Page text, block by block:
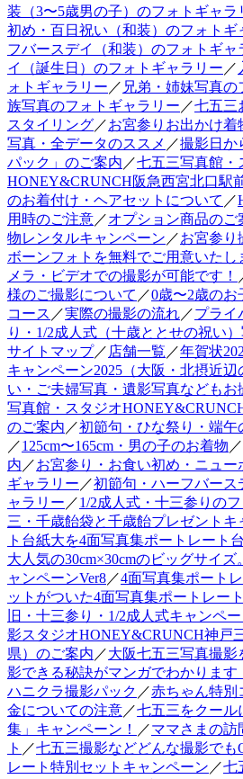
装（3〜5歳男の子）のフォトギャラ
初め・百日祝い（和装）のフォトギ
フバースデイ（和装）のフォトギャ
イ（誕生日）のフォトギャラリー ／
ォトギャラリー ／ 兄弟・姉妹写真
族写真のフォトギャラリー ／七五三
スタイリング／お宮参りお出かけ着
写真・全データのススメ ／撮影日か
パック」のご案内 ／七五三写真館・
HONEY&CRUNCH阪急西宮北口駅
のお着付け・ヘアセットについて ／
用時のご注意／オプション商品のご
物レンタルキャンペーン ／お宮参り
ボーンフォトを無料でご用意いたし
メラ・ビデオでの撮影が可能です！
様のご撮影について ／0歳〜2歳のお
コース ／実際の撮影の流れ／プライ
り・1/2成人式（十歳ととせの祝い
サイトマップ／ 店舗一覧 ／年賀状
キャンペーン2025（大阪・北摂近辺
い・ご夫婦写真・遺影写真などもお
写真館・スタジオ
のご案内 ／初節句・ひな祭り・端
／125cm〜165cm・男の子のお着物 ／
内 ／お宮参り・お食い初め・ニュー
ギャラリー ／初節句・ハーフバー
ャラリー ／1/2成人式・十三参りの
三・千歳飴袋と千歳飴プレゼントキ
ト台紙大を4面写真集ポートレート
大人気の30cm×30cmのビッグサイ
ャンペーンVer8／4面写真集ポート
ットがついた4面写真集ポートレー
旧・十三参り・1/2成人式キャンペ
影スタジオHONEY&CRUNCH神戸
県）のご案内 ／大阪七五三写真撮
影できる秘訣がマンガでわかります
ハニクラ撮影パック ／赤ちゃん特別
金についての注意／七五三をクール
集」キャンペーン！ ／ママさまの訪
ト ／七五三撮影などどんな撮影でも
レート特別セットキャンペーン ／七